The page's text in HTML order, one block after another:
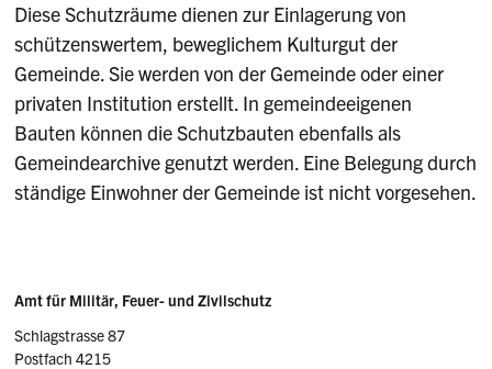
Diese Schutzräume dienen zur Einlagerung von
schützenswertem, beweglichem Kulturgut der
Gemeinde. Sie werden von der Gemeinde oder einer
privaten Institution erstellt. In gemeindeeigenen
Bauten können die Schutzbauten ebenfalls als
Gemeindearchive genutzt werden. Eine Belegung durch
ständige Einwohner der Gemeinde ist nicht vorgesehen.
Sidebar
Adresse
Amt für Militär, Feuer- und Zivilschutz
Schlagstrasse 87
Postfach 4215